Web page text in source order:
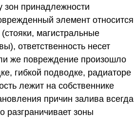
зон принадлежности
элемент относится
магистральные
ответственность несет
же повреждение произошло
гибкой подводке, радиаторе
лежит на собственнике
причин залива всегда
разграничивает зоны